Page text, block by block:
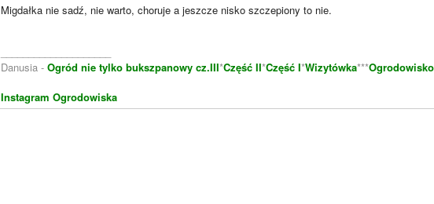
Migdałka nie sadź, nie warto, choruje a jeszcze nisko szczepiony to nie.
Danusia - Ogród nie tylko bukszpanowy cz.III*Część II*Część I*Wizytówka***
Instagram Ogrodowiska